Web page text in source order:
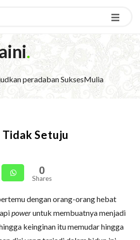
.
peradaban SuksesMulia
Tidak Setuju
0
Shares
dengan orang-orang hebat
poweruntuk membuatnya menjadi
keinginan itu memudar hingga